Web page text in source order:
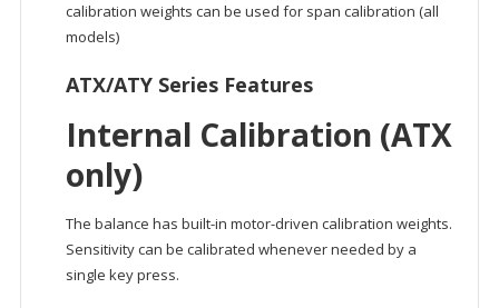
calibration weights can be used for span calibration (all
models)
ATX/ATY Series Features
Internal Calibration (ATX
only)
The balance has built-in motor-driven calibration weights.
Sensitivity can be calibrated whenever needed by a
single key press.